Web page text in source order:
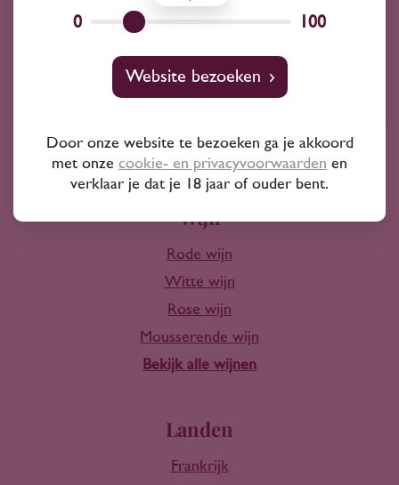
Wij kunnen je altijd adviseren
Wijnprofessionals
10+ jaar ervaring
Wijn
Rode wijn
Witte wijn
Rose wijn
Mousserende wijn
Bekijk alle wijnen
Landen
Frankrijk
0 100
Website bezoeken
Door onze website te bezoeken ga je akkoord
met onze cookie- en privacyvoorwaarden en
verklaar je dat je 18 jaar of ouder bent.